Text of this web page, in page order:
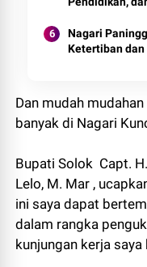
Nagari
Ketertiban
Dan mudah
banyak di Nagari
Bupati Solok Capt.
Lelo, M. Mar ,
ini saya dapat
dalam rangka
kunjungan kerja saya